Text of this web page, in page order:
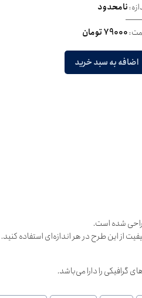
نامحدود
79000 تومان
اضافه به سبد خرید
شده است.
از این طرح در هر اندازه‌ای استفاده کنید.